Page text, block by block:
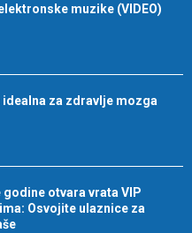
muzike (VIDEO)
za zdravlje mozga
godine otvara vrata VIP
Osvojite ulaznice za